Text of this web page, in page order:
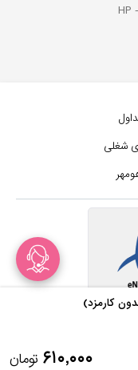
کارمزد)
۶۱۰,۰۰۰ تومان
HP
شغلی